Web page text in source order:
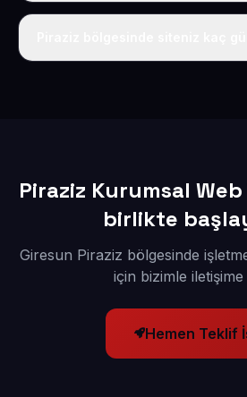
Tek fiyat uygulanır: yıllık 50 USD +
Piraziz Kurumsal Web
birlikte
Giresun Piraziz bölgesinde
için bizimle iletişime
Hemen Teklif